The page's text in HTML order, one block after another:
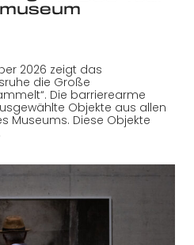
2026 zeigt das
die Große
Die barrierearme
Objekte aus allen
Museums. Diese Objekte